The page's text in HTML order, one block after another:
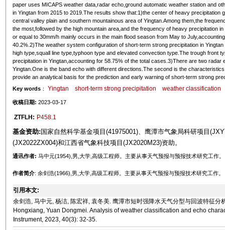
paper uses MICAPS weather data,radar echo,ground automatic weather station and
in Yingtan from 2015 to 2019.The results show that:1)the center of heavy precipitation
central valley plain and southern mountainous area of Yingtan.Among them,the
the most,followed by the high mountain area,and the frequency of heavy precipitation
or equal to 30mm/h mainly occurs in the main flood season from May to
40.2%.2)The weather system configuration of short-term strong precipitation in
high type,squall line type,typhoon type and elevated convection type.The trough front
precipitation in Yingtan,accounting for 58.75% of the total cases.3)There are two
Yingtan.One is the band echo with different directions.The second is the
provide an analytical basis for the prediction and early warning of short-term strong
Key words： Yingtan short-term strong precipitation weather classification
收稿日期: 2023-03-17
ZTFLH: P458.1
基金资助: 国家自然科学基金项目(41975001)、鹰潭市气象局科研项目
(JX2022ZX004)和江西省气象科技项目(JX2020M23)资助。
通讯作者: 马中元(1954),男,大学,高级工程师。主要从事天气预报与预报技术研究工作
作者简介: 余剑浩(1966),男,大学,高级工程师。主要从事天气预报与预报技术研究工作。
引用本文:
余剑浩, 马中元, 杨洁, 陈宏祥, 袁冬美. 鹰潭市短时强降水天气分型与回波特征
Hongxiang, Yuan Dongmei. Analysis of weather classification and echo
Instrument, 2023, 40(3): 32-35.